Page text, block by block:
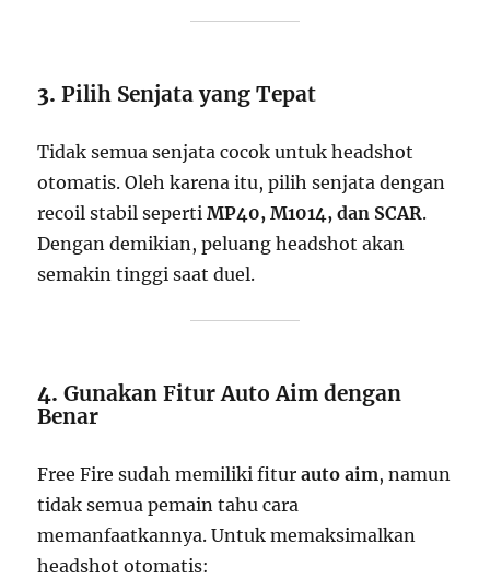
3.Pilih Senjata yang Tepat
Tidak semua senjata cocok untuk headshot
otomatis. Oleh karena itu, pilih senjata dengan
recoil stabil sepertiMP40, M1014, dan SCAR.
Dengan demikian, peluang headshot akan
semakin tinggi saat duel.
4.Gunakan Fitur Auto Aim dengan
Benar
Free Fire sudah memiliki fiturauto aim, namun
tidak semua pemain tahu cara
memanfaatkannya. Untuk memaksimalkan
headshot otomatis: